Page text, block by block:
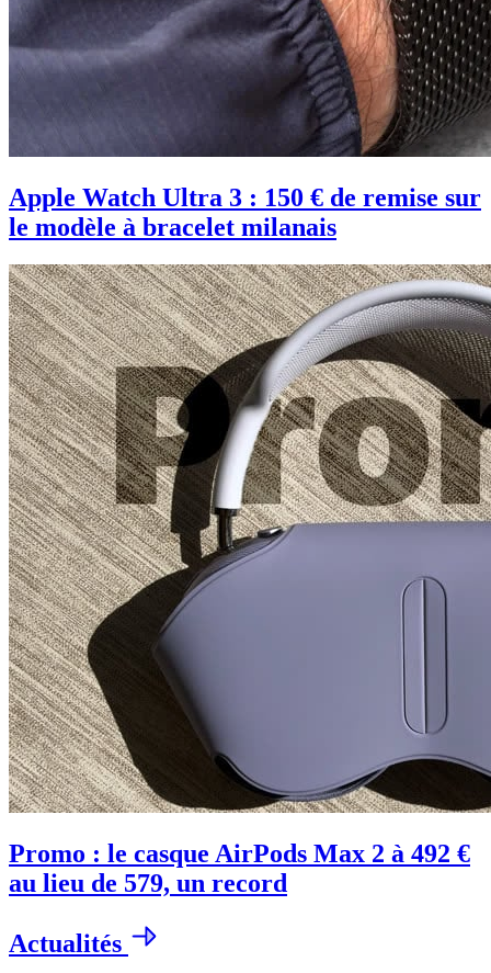
Apple Watch Ultra 3 : 150 € de remise sur
le modèle à bracelet milanais
Promo : le casque AirPods Max 2 à 492 €
au lieu de 579, un record
Actualités